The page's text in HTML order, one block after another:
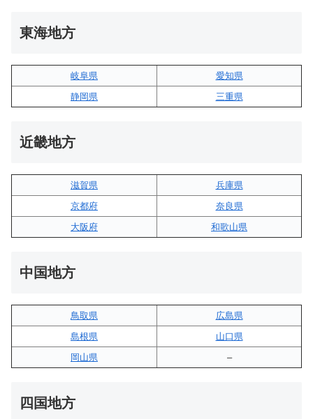
東海地方
岐阜県
愛知県
静岡県
三重県
近畿地方
滋賀県
兵庫県
京都府
奈良県
大阪府
和歌山県
中国地方
鳥取県
広島県
島根県
山口県
岡山県
–
四国地方